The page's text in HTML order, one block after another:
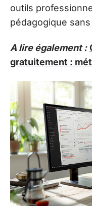
outils
pédagogique
A lire également :
gratuitement :